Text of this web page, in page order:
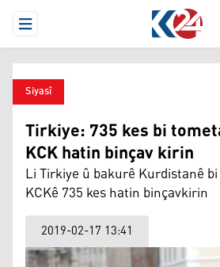
Open Menu
Siyasî
Tirkiye: 735 kes bi
KCK hatin binçav kirin
Li Tirkiye û bakurê Kurdistanê
KCKê 735 kes hatin binçavkirin
2019-02-17 13:41